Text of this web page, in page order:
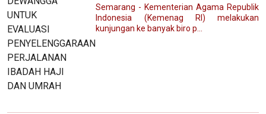
Semarang - Kementerian Agama Republik
Indonesia (Kemenag RI) melakukan
kunjungan ke banyak biro p...